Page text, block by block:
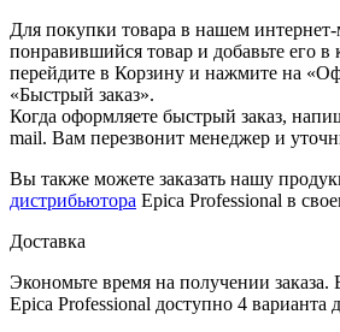
Для покупки товара в нашем
понравившийся товар и добавьте его в
перейдите в Корзину и нажмите на
«Быстрый заказ».
Когда оформляете быстрый заказ,
mail. Вам перезвонит менеджер и
Вы также можете заказать нашу
дистрибьютора Epica Professional в
Доставка
Экономьте время на получении заказа.
Epica Professional доступно 4 варианта